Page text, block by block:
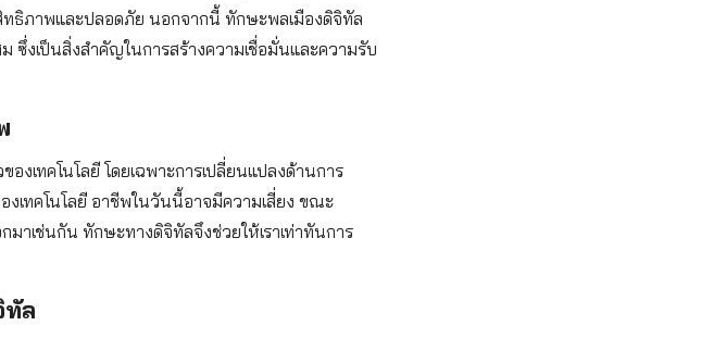
สิทธิภาพและปลอดภัย นอกจากนี้ ทักษะพลเมืองดิจิทัล
ซึ่งเป็นสิ่งสำคัญในการสร้างความเชื่อมั่นและความรับ
งเทคโนโลยี โดยเฉพาะการเปลี่ยนแปลงด้านการ
เทคโนโลยี อาชีพในวันนี้อาจมีความเสี่ยง ขณะ
มาเช่นกัน ทักษะทางดิจิทัลจึงช่วยให้เราเท่าทันการ
ทัล